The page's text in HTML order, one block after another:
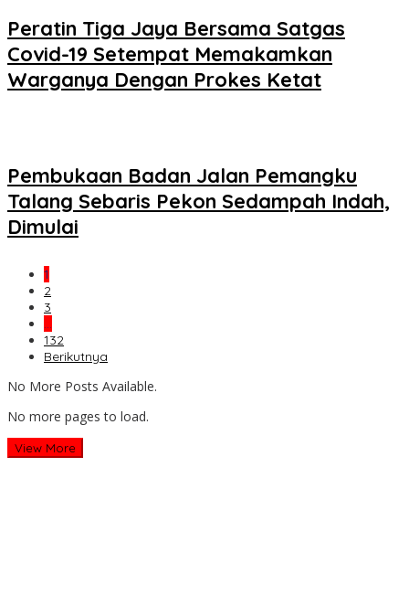
Peratin Tiga Jaya Bersama Satgas
Covid-19 Setempat Memakamkan
Warganya Dengan Prokes Ketat
Pembukaan Badan Jalan Pemangku
Talang Sebaris Pekon Sedampah Indah,
Dimulai
1
2
3
…
132
Berikutnya
No More Posts Available.
No more pages to load.
View More